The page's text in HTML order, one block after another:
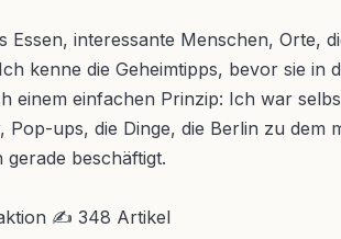
interessante Menschen, Orte,
kenne die Geheimtipps, bevor sie in
einem einfachen Prinzip: Ich war
ups, die Dinge, die Berlin zu dem
beschäftigt.
✍ 348 Artikel